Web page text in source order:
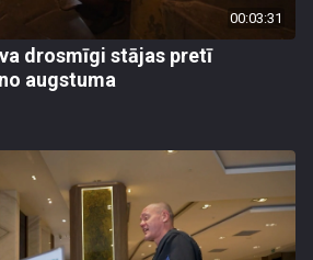
00:03:31
drosmīgi stājas pretī
augstuma